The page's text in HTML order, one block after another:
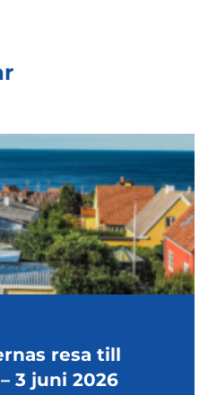
resa till
3 juni 2026